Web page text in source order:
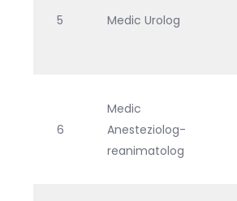
5 Medic Urolog
6
Medic
Anesteziolog-
reanimatolog